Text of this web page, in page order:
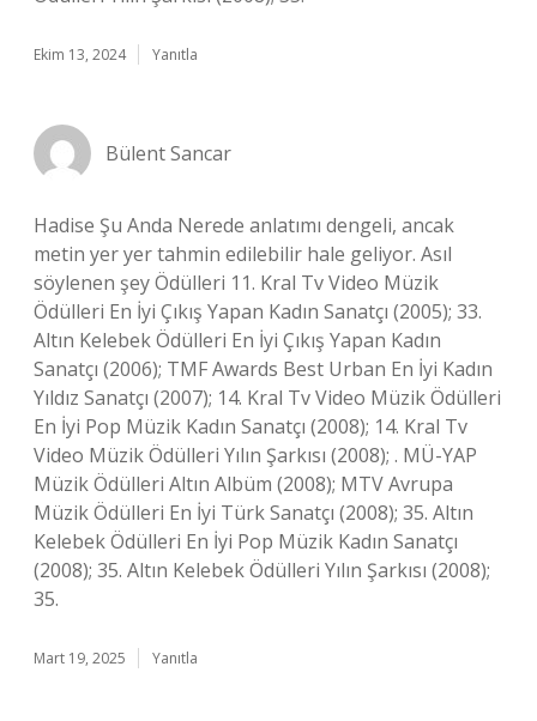
Ekim 13, 2024 Yanıtla
Bülent Sancar
Hadise Şu Anda Nerede anlatımı dengeli, ancak
metin yer yer tahmin edilebilir hale geliyor. Asıl
söylenen şey Ödülleri 11. Kral Tv Video Müzik
Ödülleri En İyi Çıkış Yapan Kadın Sanatçı (2005); 33.
Altın Kelebek Ödülleri En İyi Çıkış Yapan Kadın
Sanatçı (2006); TMF Awards Best Urban En İyi Kadın
Yıldız Sanatçı (2007); 14. Kral Tv Video Müzik Ödülleri
En İyi Pop Müzik Kadın Sanatçı (2008); 14. Kral Tv
Video Müzik Ödülleri Yılın Şarkısı (2008); . MÜ-YAP
Müzik Ödülleri Altın Albüm (2008); MTV Avrupa
Müzik Ödülleri En İyi Türk Sanatçı (2008); 35. Altın
Kelebek Ödülleri En İyi Pop Müzik Kadın Sanatçı
(2008); 35. Altın Kelebek Ödülleri Yılın Şarkısı (2008);
35.
Mart 19, 2025 Yanıtla